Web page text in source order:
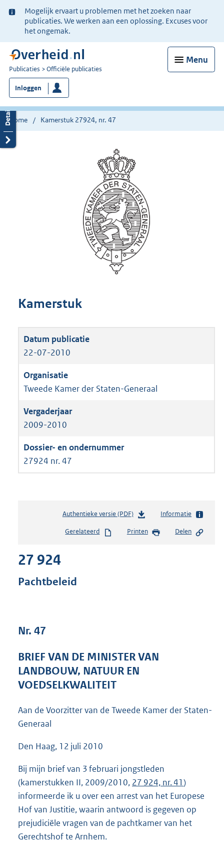
Ter
informatie:
Mogelijk ervaart u problemen met het zoeken naar
publicaties. We werken aan een oplossing. Excuses voor
het ongemak.
Menu
U
bent
nu
hier:
Publicaties Officiële publicaties
Inloggen
Home Kamerstuk 27924, nr. 47
Kamerstuk
22-07-2010
Tweede Kamer der Staten-Generaal
2009-2010
27924 nr. 47
Authentieke versie (PDF)b
s
e
:
b
Informatie
Gerelateerd Printen Delen
27 924
Pachtbeleid
Nr. 47
BRIEF VAN DE MINISTER VAN
LANDBOUW, NATUUR EN
VOEDSELKWALITEIT
Aan de Voorzitter van de Tweede Kamer der Staten-
Generaal
Den Haag, 12 juli 2010
Bij mijn brief van 3 februari jongstleden
(kamerstukken II, 2009/2010, 27 924, nr. 41)
informeerde ik u over een arrest van het Europese
Hof van Justitie, waarin antwoord is gegeven op
prejudiciële vragen van de pachtkamer van het
Gerechtshof te Arnhem.